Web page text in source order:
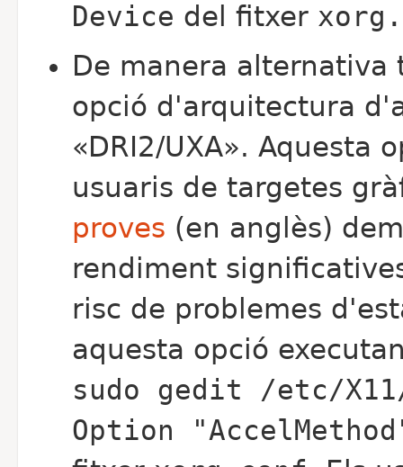
Device del fitxer
De manera
opció d'arquitectura
«DRI2/UXA». Aquesta
usuaris de targetes
proves (en anglès)
rendiment
risc de problemes
aquesta opció
sudo gedit /etc/
Option